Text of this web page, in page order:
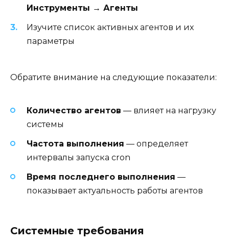
Инструменты → Агенты
Изучите список активных агентов и их
параметры
Обратите внимание на следующие показатели:
Количество агентов — влияет на нагрузку
системы
Частота выполнения — определяет
интервалы запуска cron
Время последнего выполнения —
показывает актуальность работы агентов
Системные требования